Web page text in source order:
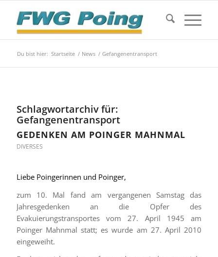
Du bist hier: Startseite / News / Gefangenentransport
Schlagwortarchiv für:
Gefangenentransport
GEDENKEN AM POINGER MAHNMAL
DIVERSES
Liebe Poingerinnen und Poinger,
zum 10. Mal fand am vergangenen Samstag das
Jahresgedenken an die Opfer des
Evakuierungstransportes vom 27. April 1945 am
Poinger Mahnmal statt; es wurde am 27. April 2010
eingeweiht.